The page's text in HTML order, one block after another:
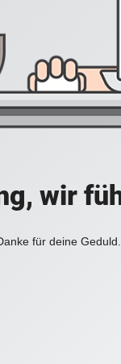
wir
für deine